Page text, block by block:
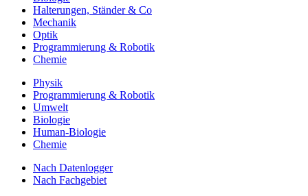
Halterungen, Ständer & Co
Mechanik
Optik
Programmierung & Robotik
Chemie
Physik
Programmierung & Robotik
Umwelt
Biologie
Human-Biologie
Chemie
Nach Datenlogger
Nach Fachgebiet